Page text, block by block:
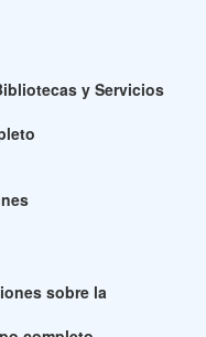
y Servicios
sobre la